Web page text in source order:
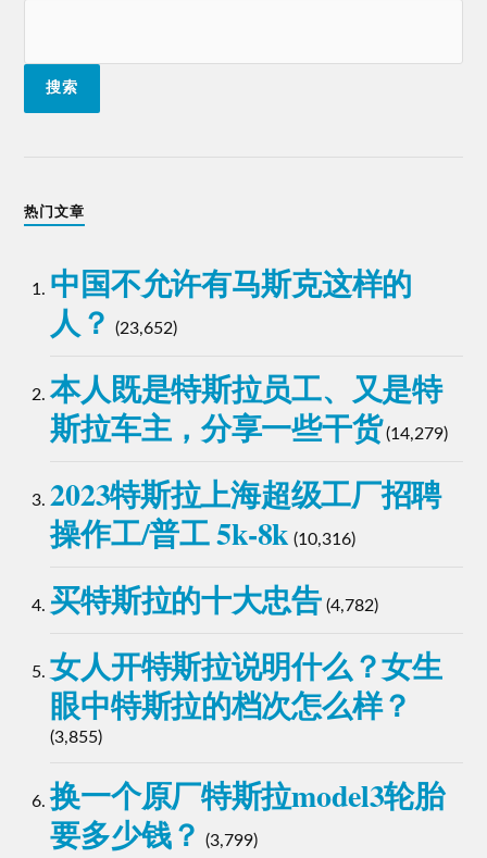
搜索
热门文章
中国不允许有马斯克这样的
人？
(23,652)
本人既是特斯拉员工、又是特
斯拉车主，分享一些干货 (14,279)
2023特斯拉上海超级工厂招聘
操作工/普工 5k-8k (10,316)
买特斯拉的十大忠告 (4,782)
女人开特斯拉说明什么？女生
眼中特斯拉的档次怎么样？
(3,855)
换一个原厂特斯拉model3轮胎
要多少钱？
(3,799)